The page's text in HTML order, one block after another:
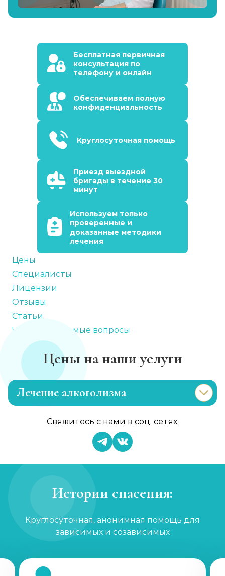
Бесплатная первичная
консультация по
телефону и онлайн
Обеспечиваем полную
конфиденциальность
Круглосуточная помощь
Приезд выездной
бригады в течение 30
минут
Используем только
проверенные и
доказанные методики
лечения
Цены
Специалисты
Лицензии
Отзывы
Статьи
Часто задаваемые вопросы
Цены на наши услуги
Лечение алкоголизма
от 3 000 ₽ Записаться
от 2 000 ₽ Записаться
Свяжитесь с нами в соц. сетях:
Истории спасения:
Круглосуточная, анонимная помощь для
зависимых и созависимых